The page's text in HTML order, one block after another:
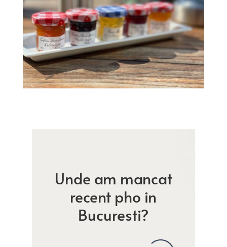
Unde am mancat
recent pho in
Bucuresti?